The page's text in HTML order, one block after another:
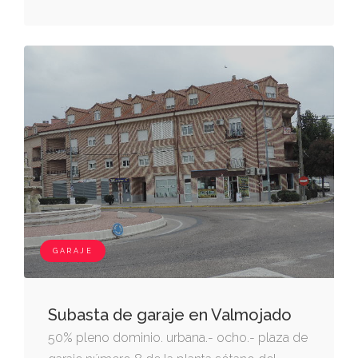
GARAJE
Subasta de garaje en Valmojado
50% pleno dominio. urbana.- ocho.- plaza de